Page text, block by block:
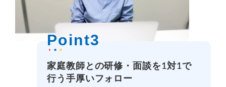
Point3
家庭教師との研修・面談を1対1で
行う手厚いフォロー